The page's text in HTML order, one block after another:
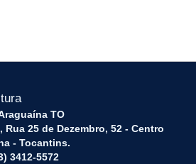
TO
Rua 25 de Dezembro, 52 - Centro
- Tocantins.
3412-5572